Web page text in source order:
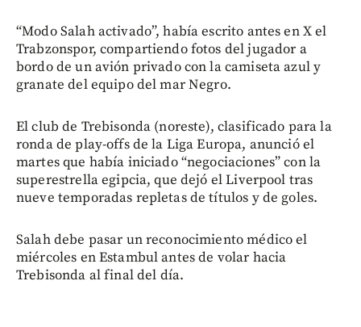
“Modo Salah activado”, había escrito antes en X el
Trabzonspor, compartiendo fotos del jugador a
bordo de un avión privado con la camiseta azul y
granate del equipo del mar Negro.
El club de Trebisonda (noreste), clasificado para la
ronda de play-offs de la Liga Europa, anunció el
martes que había iniciado “negociaciones” con la
superestrella egipcia, que dejó el Liverpool tras
nueve temporadas repletas de títulos y de goles.
Salah debe pasar un reconocimiento médico el
miércoles en Estambul antes de volar hacia
Trebisonda al final del día.